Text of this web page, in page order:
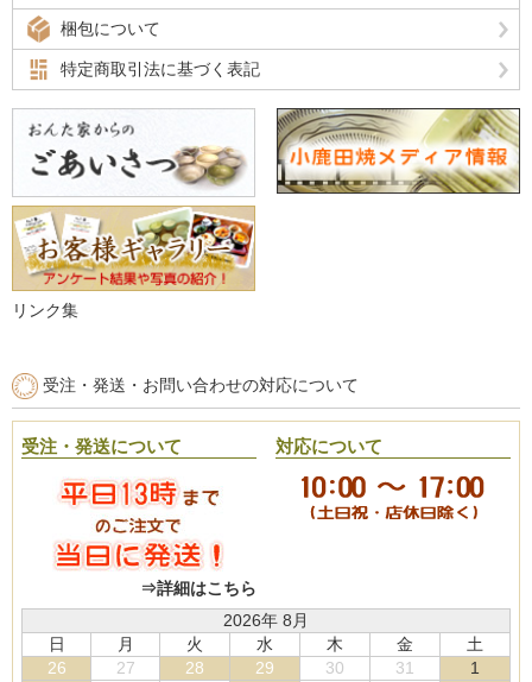
梱包について
特定商取引法に基づく表記
リンク集
受注・発送・お問い合わせの対応について
受注・発送について
⇒詳細はこちら
対応について
2026年 8月
日
月 火 水 木 金
土
26
27 28 29 30 31
1